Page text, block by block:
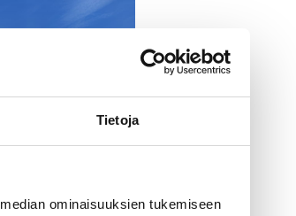
Tietoja
ominaisuuksien tukemiseen